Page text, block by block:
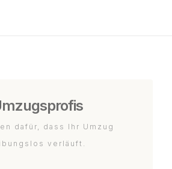
dafür, dass Ihr Umzug
verläuft.